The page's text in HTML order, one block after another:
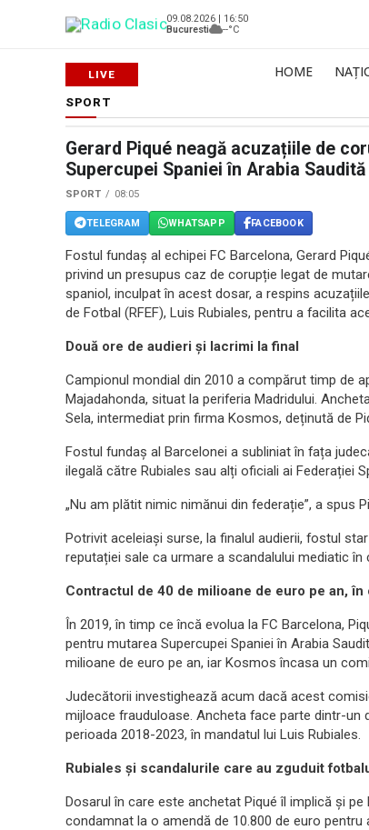
09.08.2026 | 16:50
Bucuresti
--°C
HOME
SPORT
Gerard Piqué neagă acuzațiile de
Supercupei Spaniei în Arabia Saudită
SPORT 08:05
TELEGRAM WHATSAPP FACEBOOK
Fostul fundaș al echipei FC Barcelona, Gerard
privind un presupus caz de corupție legat de
spaniol, inculpat în acest dosar, a respins
de Fotbal (RFEF), Luis Rubiales, pentru a facilita
Două ore de audieri și lacrimi la final
Campionul mondial din 2010 a compărut timp de
Majadahonda, situat la periferia Madridului.
Sela, intermediat prin firma Kosmos, deținută de
Fostul fundaș al Barcelonei a subliniat în fața
ilegală către Rubiales sau alți oficiali ai Federației
„Nu am plătit nimic nimănui din federație”, a spus
Potrivit aceleiași surse, la finalul audierii, fostul
reputației sale ca urmare a scandalului mediatic în
Contractul de 40 de milioane de euro pe an,
În 2019, în timp ce încă evolua la FC Barcelona,
pentru mutarea Supercupei Spaniei în Arabia
milioane de euro pe an, iar Kosmos încasa un
Judecătorii investighează acum dacă acest
mijloace frauduloase. Ancheta face parte dintr-un
perioada 2018-2023, în mandatul lui Luis Rubiales.
Rubiales și scandalurile care au zguduit
Dosarul în care este anchetat Piqué îl implică și
condamnat la o amendă de 10.800 de euro